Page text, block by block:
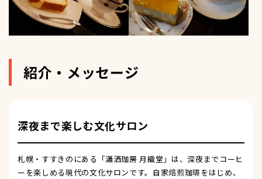
紹介・メッセージ
深夜まで楽しむ文化サロン
札幌・すすきのにある「瀟洒珈房 月織堂」は、深夜までコーヒ
ーを楽しめる現代の文化サロンです。自家焙煎珈琲をはじめ、